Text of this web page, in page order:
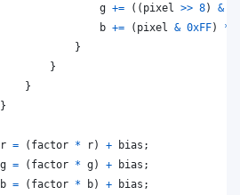
g += ( ( pixel >> 8) &
b += ( pixel & 0xFF) *
}
}
}
}
r = ( factor * r) + bias ;
g = ( factor * g) + bias ;
b = ( factor * b) + bias ;